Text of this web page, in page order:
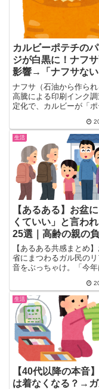
カルビーポテチの
ジが白黒に！ナフ
影響→「ナフサな
ん」「内容量守って
グッドジョブ」ガ
ナフサ（石油から作られ
高騰による印刷インク
定化で、カルビーが「ポ
生活
【あるある】お盆
くていい」と言わ
25選｜高齢の親の
省費用12万円のリ
【あるある共感まとめ
省にまつわるガル民の
音をぶっちゃけ。「今年
けに、帰省費用12万円
争奪戦・布団干しや食事
担まで、30〜50代女性
頷く本音25選と負担を
省スタイルの工夫を紹介
生活
【40代以降の本音
は着なくなる？→